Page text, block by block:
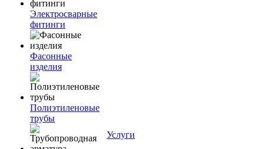
Электросварные
фитинги
Фасонные
изделия
Полиэтиленовые
трубы
Услуги